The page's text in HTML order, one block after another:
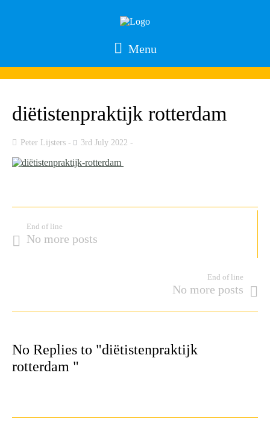
Menu
diëtistenpraktijk rotterdam
Peter Lijsters 3rd July 2022
End of line
No more posts
End of line
No more posts
No Replies to "diëtistenpraktijk
rotterdam "